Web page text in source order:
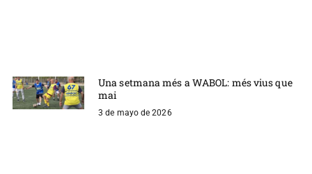
Una setmana més a WABOL: més vius que
mai
3 de mayo de 2026